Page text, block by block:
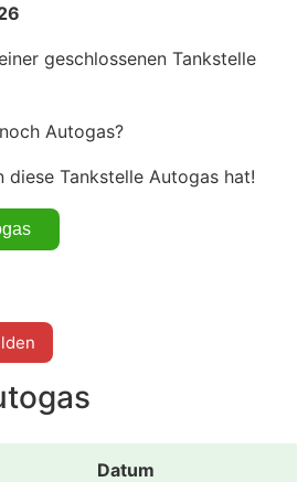
geschlossenen Tankstelle
Autogas?
diese Tankstelle Autogas hat!
Datum